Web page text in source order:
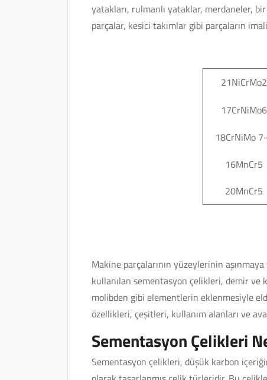
yatakları, rulmanlı yataklar, merdaneler,
parçalar, kesici takımlar gibi parçaların
21NiCrMo2
17CrNiMo6
18CrNiMo
16MnCr5
20MnCr5
Makine parçalarının yüzeylerinin
kullanılan sementasyon çelikleri, demir ve
molibden gibi elementlerin eklenmesiyle
özellikleri, çeşitleri, kullanım alanları ve
Sementasyon Çelikleri
Sementasyon çelikleri, düşük karbon